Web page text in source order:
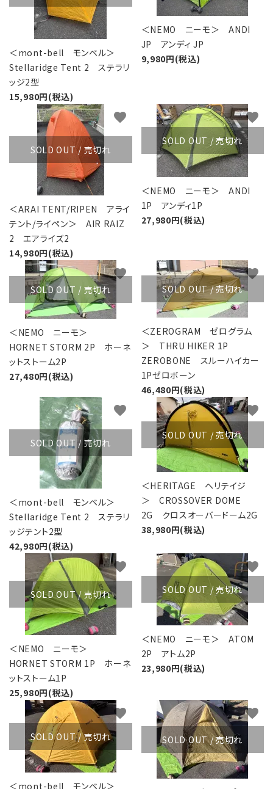
＜mont-bell モンベル＞
Stellaridge Tent 2 ステラリ
ッジ2型
15,980円(税込)
＜NEMO ニーモ＞ ANDI
JP アンディ JP
9,980円(税込)
SOLD OUT / 売切れ
＜ARAI TENT/RIPEN アライ
テント/ライペン＞ AIR RAIZ
2 エアライズ2
14,980円(税込)
favorite
SOLD OUT / 売切れ
＜NEMO ニーモ＞ ANDI
1P アンディ1P
27,980円(税込)
favorite
SOLD OUT / 売切れ
＜NEMO ニーモ＞
HORNET STORM 2P ホーネ
ットストーム2P
27,480円(税込)
favorite
SOLD OUT / 売切れ
＜ZEROGRAM ゼログラム
＞ THRU HIKER 1P
ZEROBONE スルーハイカー
1Pゼロボーン
46,480円(税込)
favorite
SOLD OUT / 売切れ
＜mont-bell モンベル＞
Stellaridge Tent 2 ステラリ
ッジテント2型
42,980円(税込)
favorite
SOLD OUT / 売切れ
＜HERITAGE ヘリテイジ
＞ CROSSOVER DOME
2G クロスオーバードーム2G
38,980円(税込)
favorite
SOLD OUT / 売切れ
＜NEMO ニーモ＞
HORNET STORM 1P ホーネ
ットストーム1P
25,980円(税込)
favorite
SOLD OUT / 売切れ
＜NEMO ニーモ＞ ATOM
2P アトム2P
23,980円(税込)
favorite
SOLD OUT / 売切れ
＜mont-bell モンベル＞
favorite
SOLD OUT / 売切れ
favorite